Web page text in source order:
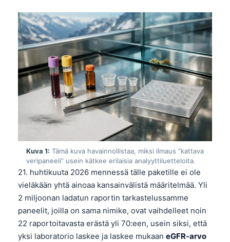
Kuva 1: Tämä kuva havainnollistaa, miksi ilmaus “kattava
veripaneeli” usein kätkee erilaisia analyyttiluetteloita.
21. huhtikuuta 2026 mennessä tälle paketille ei ole
vieläkään yhtä ainoaa kansainvälistä määritelmää. Yli
2 miljoonan ladatun raportin tarkastelussamme
paneelit, joilla on sama nimike, ovat vaihdelleet noin
22 raportoitavasta erästä yli 70:een, usein siksi, että
yksi laboratorio laskee ja laskee mukaan eGFR-arvo